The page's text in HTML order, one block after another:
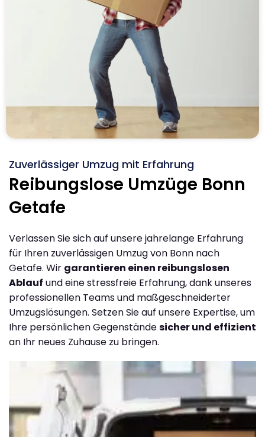
Zuverlässiger Umzug mit Erfahrung
Reibungslose Umzüge Bonn
Getafe
Verlassen Sie sich auf unsere jahrelange Erfahrung
für Ihren zuverlässigen Umzug von Bonn nach
Getafe. Wir garantieren einen reibungslosen
Ablauf und eine stressfreie Erfahrung, dank unseres
professionellen Teams und maßgeschneiderter
Umzugslösungen. Setzen Sie auf unsere Expertise, um
Ihre persönlichen Gegenständesicher und effizient
an Ihr neues Zuhause zu bringen.